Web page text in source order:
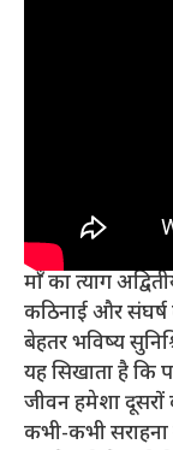
माँ का त्याग
कठिनाई और
बेहतर भविष्य
यह सिखाता है कि
जीवन हमेशा दूसरों
कभी-कभी